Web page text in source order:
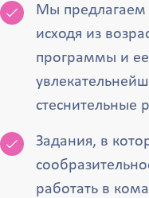
Мы предлагаем
исходя из
программы и ее
стеснительные
Задания, в
работать в